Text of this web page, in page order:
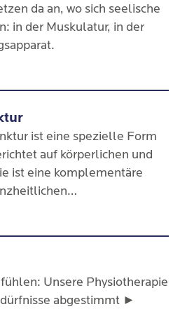
da an, wo sich seelische
in der Muskulatur, in der
ist eine spezielle Form
auf körperlichen und
ist eine komplementäre
wirkt entspannend.
Unsere Physiotherapie
abgestimmt ►